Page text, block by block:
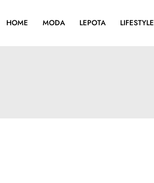
HOME MODA LEPOTA LIFESTYLE